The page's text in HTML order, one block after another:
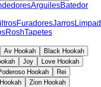
ArguilesBatedor
FuradoresJarros
RoshTapetes
Av Hookah
Black Hookah
Joy
Love Hookah
Hookah
Rei
Zion Hookah